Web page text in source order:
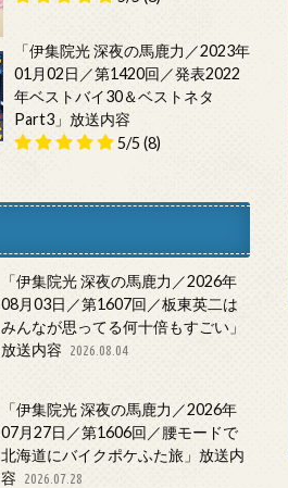
「伊集院光 深夜の馬鹿力／2023年
01月02日／第1420回／発表2022
年ベストバイ30＆ベストネタ
Part3」放送内容
5/5 (8)
「伊集院光 深夜の馬鹿力／2026年
08月03日／第1607回／板東英二は
みんなが思ってる何十倍もすごい」
放送内容
2026.08.04
「伊集院光 深夜の馬鹿力／2026年
07月27日／第1606回／腰モードで
北海道にバイクポケふた旅」放送内
容
2026.07.28